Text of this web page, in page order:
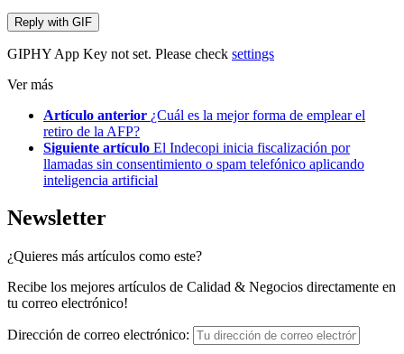
Reply with GIF
GIPHY App Key not set. Please check settings
Ver más
Artículo anterior ¿Cuál es la mejor forma de emplear el
retiro de la AFP?
Siguiente artículo El Indecopi inicia fiscalización por
llamadas sin consentimiento o spam telefónico aplicando
inteligencia artificial
Newsletter
¿Quieres más artículos como este?
Recibe los mejores artículos de Calidad & Negocios directamente en
tu correo electrónico!
Dirección de correo electrónico: